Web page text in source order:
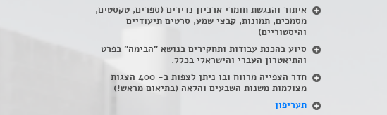
איתור והנגשת חומרי ארכיון נדירים (ספרים, טקסטים,
מסמכים, תמונות, קבצי שמע, סרטים תיעודיים
והיסטוריים)
סיוע בהכנת עבודות ותחקירים בנושא "הבימה" בפרט
והתיאטרון העברי והישראלי בכלל.
חדר הצפייה מרווח ובו ניתן לצפות ב- 400 הצגות
מצולמות משנות השבעים והלאה (בתיאום מראש!)
תעריפון